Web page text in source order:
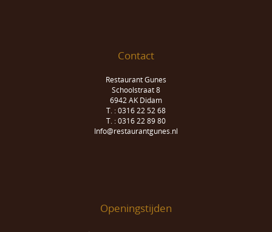
Contact
Restaurant Gunes
Schoolstraat 8
6942 AK Didam
T. : 0316 22 52 68
T. : 0316 22 89 80
Info@restaurantgunes.nl
Openingstijden